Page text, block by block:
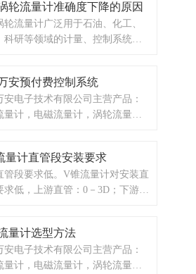
计，IC卡预付费，显示仪表，热
差压式仪表，分析仪器，水质监
，压力仪表等，以及承接电气自
轮流量计准确度下降的原因
轮流量计广泛用于石油、化工、
科研等领域的计量、控制系统。
安预付费控制系统
安电子技术有限公司主营产品：
量计，电磁流量计，涡轮流量
仪表，分析仪器，水质监测设
力仪表等，以及承接电气自动化
欢迎来电咨询。热线电话：0532-
量计直管段安装要求
管段要求低。V锥流量计对安装直
求低，上游直管：0－3D；下游直
速区域产生相互作用，V锥体迫使
区域与靠近管壁的低流速混合。
近锥体时流态变得"
量计选型方法
安电子技术有限公司主营产品：
量计，电磁流量计，涡轮流量